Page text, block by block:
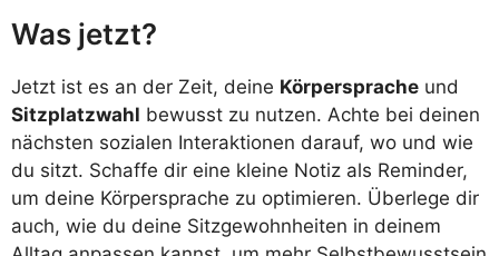
Was jetzt?
Jetzt ist es an der Zeit, deine Körpersprache und
Sitzplatzwahl bewusst zu nutzen. Achte bei deinen
nächsten sozialen Interaktionen darauf, wo und wie
du sitzt. Schaffe dir eine kleine Notiz als Reminder,
um deine Körpersprache zu optimieren. Überlege dir
auch, wie du deine Sitzgewohnheiten in deinem